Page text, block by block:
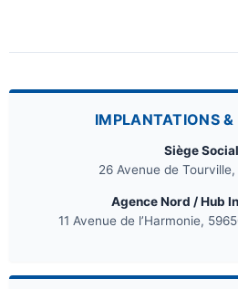
IMPLANTATIONS
Siège
26 Avenue de
Agence Nord / Hub
11 Avenue de l’Harmonie,